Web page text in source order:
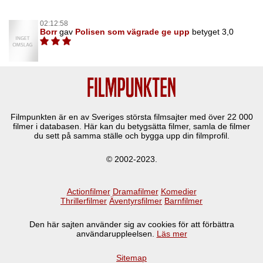
02:12:58
Borrgav Polisen som vägrade ge upp betyget 3,0
Filmpunkten är en av Sveriges största filmsajter med över 22 000
filmer i databasen. Här kan du betygsätta filmer, samla de filmer
du sett på samma ställe och bygga upp din filmprofil.
© 2002-2023.
Actionfilmer Dramafilmer Komedier
Thrillerfilmer Äventyrsfilmer Barnfilmer
Den här sajten använder sig av cookies för att förbättra
användaruppleelsen. Läs mer
Sitemap